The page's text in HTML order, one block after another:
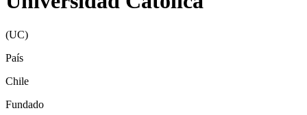
(UC)
País
Chile
Fundado